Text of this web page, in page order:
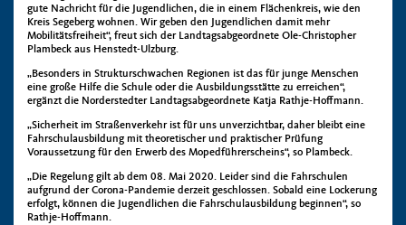
gute Nachricht für die Jugendlichen, die in einem Flächenkreis, wie den
Kreis Segeberg wohnen. Wir geben den Jugendlichen damit mehr
Mobilitätsfreiheit“, freut sich der Landtagsabgeordnete Ole-Christopher
Plambeck aus Henstedt-Ulzburg.
„Besonders in Strukturschwachen Regionen ist das für junge Menschen
eine große Hilfe die Schule oder die Ausbildungsstätte zu erreichen“,
ergänzt die Norderstedter Landtagsabgeordnete Katja Rathje-Hoffmann.
„Sicherheit im Straßenverkehr ist für uns unverzichtbar, daherbleibt eine
Fahrschulausbildung mit theoretischer und praktischer Prüfung
Voraussetzung für den Erwerb des Mopedführerscheins“, so Plambeck.
„Die Regelung gilt ab dem 08. Mai 2020. Leider sind die Fahrschulen
aufgrund der Corona-Pandemie derzeit geschlossen. Sobald eine Lockerung
erfolgt, können die Jugendlichen die Fahrschulausbildung beginnen“, so
Rathje-Hoffmann.